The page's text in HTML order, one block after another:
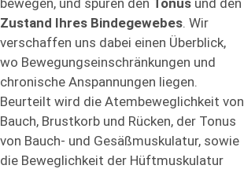
Zustand Ihres Bindegewebes. Wir
verschaffen uns dabei einen Überblick,
wo Bewegungseinschränkungen und
chronische Anspannungen liegen.
Beurteilt wird die Atembeweglichkeit von
Bauch, Brustkorb und Rücken, der Tonus
von Bauch- und Gesäßmuskulatur, sowie
die Beweglichkeit der Hüftmuskulatur